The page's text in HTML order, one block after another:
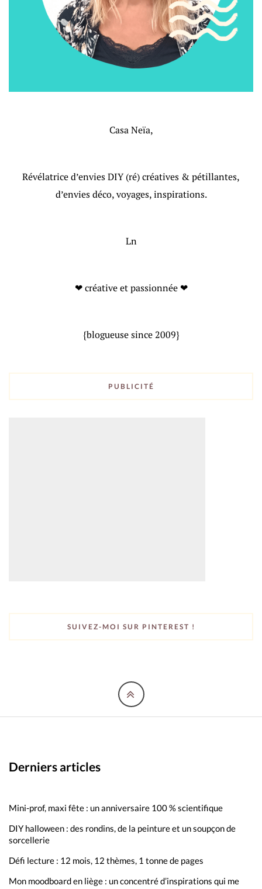
Casa Neïa,
Révélatrice d’envies DIY (ré) créatives & pétillantes,
d’envies déco, voyages, inspirations.
Ln
❤ créative et passionnée ❤
{blogueuse since 2009}
PUBLICITÉ
SUIVEZ-MOI SUR PINTEREST !
Derniers articles
Mini-prof, maxi fête : un anniversaire 100 % scientifique
DIY halloween : des rondins, de la peinture et un soupçon de
sorcellerie
Défi lecture : 12 mois, 12 thèmes, 1 tonne de pages
Mon moodboard en liège : un concentré d’inspirations qui me